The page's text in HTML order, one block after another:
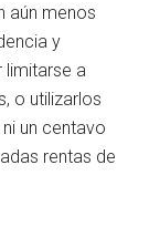
aún menos
y
limitarse a
o utilizarlos
un centavo
rentas de